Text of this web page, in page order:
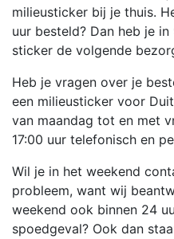
milieusticker bij je thuis.
uur besteld? Dan heb je
sticker de volgende
Heb je vragen over je
een milieusticker voor
van maandag tot en met
17:00 uur telefonisch en
Wil je in het weekend
probleem, want wij
weekend ook binnen 24
spoedgeval? Ook dan